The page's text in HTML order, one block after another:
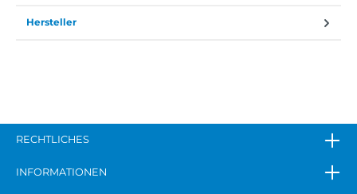
Hersteller
RECHTLICHES
INFORMATIONEN